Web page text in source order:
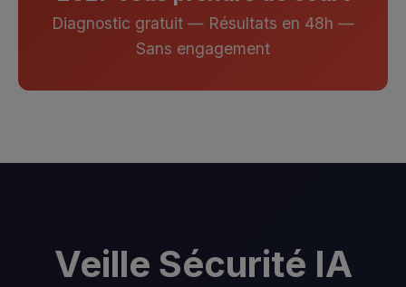
Diagnostic gratuit — Résultats en 48h —
Sans engagement
Veille Sécurité IA